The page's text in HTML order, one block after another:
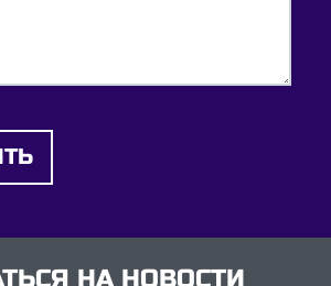
НА НОВОСТИ